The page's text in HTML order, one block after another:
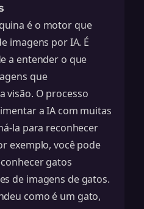
é o motor que
imagens por IA. É
a entender o que
que
visão. O processo
a IA com muitas
la para reconhecer
exemplo, você pode
gatos
de imagens de gatos.
como é um gato,